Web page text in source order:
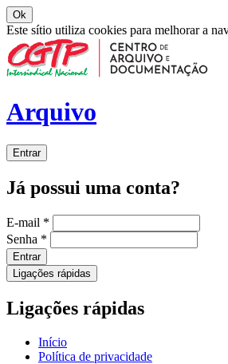
Ok
Este sítio utiliza cookies para melhorar a
Arquivo
Entrar
Já possui uma conta?
E-mail *
Senha *
Entrar
Ligações rápidas
Ligações rápidas
Início
Política de privacidade